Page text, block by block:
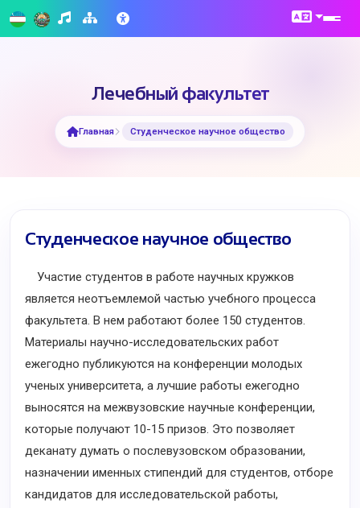
Лечебный факультет
Главная Cтуденческое научное общество
Cтуденческое научное общество
Участие студентов в работе научных кружков
является неотъемлемой частью учебного процесса
факультета. В нем работают более 150 студентов.
Материалы научно-исследовательских работ
ежегодно публикуются на конференции молодых
ученых университета, а лучшие работы ежегодно
выносятся на межвузовские научные конференции,
которые получают 10-15 призов. Это позволяет
деканату думать о послевузовском образовании,
назначении именных стипендий для студентов, отборе
кандидатов для исследовательской работы,